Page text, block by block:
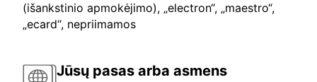
(išankstinio apmokėjimo), „electron“, „maestro“,
„ecard“, nepriimamos
Jūsų pasas arba asmens